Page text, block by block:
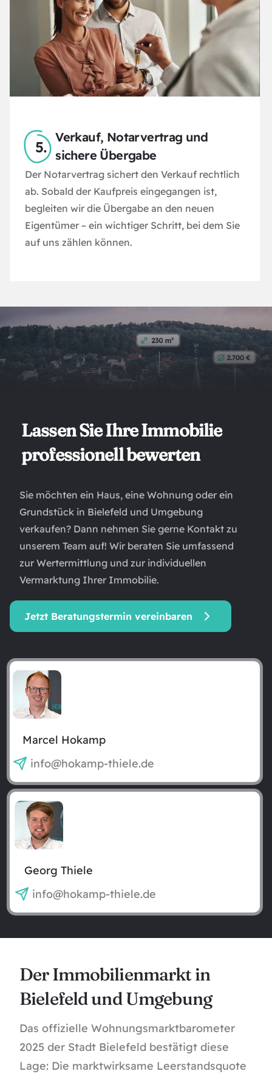
Verkauf, Notarvertrag und
sichere Übergabe
Der Notarvertrag sichert den Verkauf rechtlich
ab. Sobald der Kaufpreis eingegangen ist,
begleiten wir die Übergabe an den neuen
Eigentümer – ein wichtiger Schritt, bei dem Sie
auf uns zählen können.
Lassen Sie Ihre Immobilie
professionell bewerten
Sie möchten ein Haus, eine Wohnung oder ein
Grundstück in Bielefeld und Umgebung
verkaufen? Dann nehmen Sie gerne Kontakt zu
unserem Team auf! Wir beraten Sie umfassend
zur Wertermittlung und zur individuellen
Vermarktung Ihrer Immobilie.
Jetzt Beratungstermin vereinbaren
Marcel Hokamp
info@hokamp-thiele.de
Georg Thiele
info@hokamp-thiele.de
Der Immobilienmarkt in
Bielefeld und Umgebung
Das offizielle Wohnungsmarktbarometer
2025 der Stadt Bielefeld bestätigt diese
Lage: Die marktwirksame Leerstandsquote